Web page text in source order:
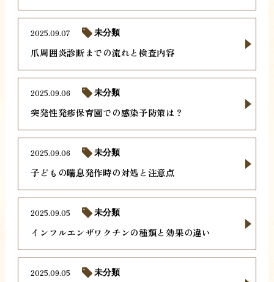
爪周囲炎診断までの流れと検査内容
2025.09.07 未分類
突発性発疹保育園での感染予防策は？
2025.09.06 未分類
子どもの喘息発作時の対処と注意点
2025.09.06 未分類
インフルエンザワクチンの種類と効果の違い
2025.09.05 未分類
2025.09.05 未分類